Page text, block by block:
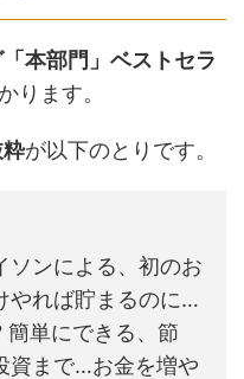
本部門」ベストセラ
ります。
が以下のとりです。
ソンによる、初のお
やれば貯まるのに…
簡単にできる、節
資まで…お金を増や